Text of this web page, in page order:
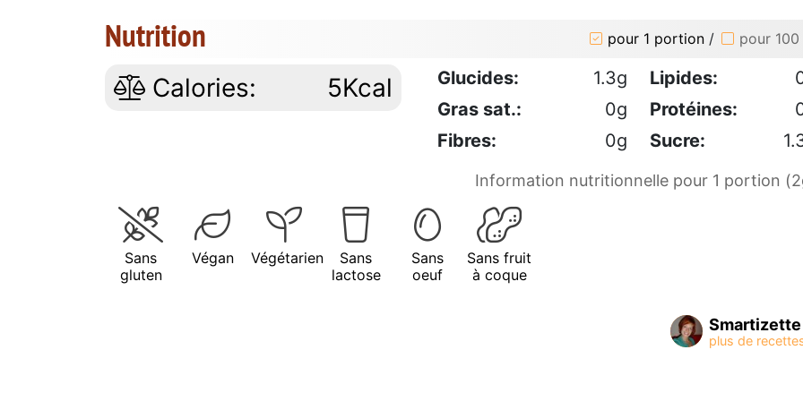
Nutrition pour 1 portion / pour 100
Calories: 5Kcal Glucides: 1.3g Lipides:
Gras sat.:
0g Protéines:
Fibres:
0g Sucre:
Information nutritionnelle pour 1 portion
Sans
gluten
Végan Végétarien
Sans
lactose
Sans
oeuf
Sans fruit
à coque
Smartizette